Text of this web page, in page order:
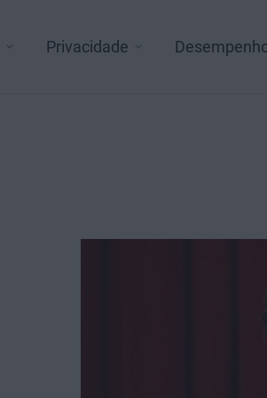
Privacidade